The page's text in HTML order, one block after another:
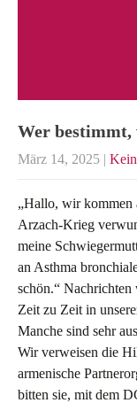
Wer bestimmt,
März 14, 2025 |
„Hallo, wir kommen
Arzach-Krieg
meine
an Asthma
schön.“ Nachrichten
Zeit zu Zeit in
Manche sind sehr
Wir verweisen die
armenische
bitten sie, mit dem